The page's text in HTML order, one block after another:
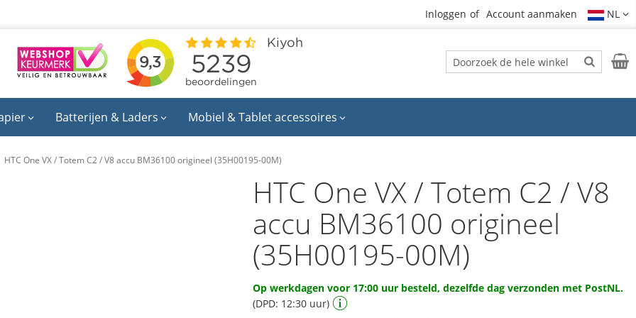
Inloggen Account aanmaken NL
Zoek
Zoek
Batterijen & Laders Mobiel & Tablet accessoires
HTC One VX / Totem C2 / V8 accu BM36100 origineel (35H00195-00M)
HTC One VX / Totem C2 / V8
accu BM36100 origineel
(35H00195-00M)
Op werkdagen voor 17:00 uur besteld, dezelfde dag verzonden met PostNL.
(DPD: 12:30 uur)